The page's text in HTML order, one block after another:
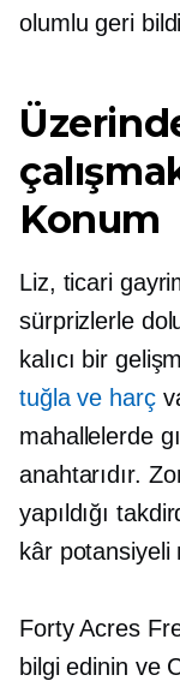
olumlu geri
Konum
Liz, ticari
sürprizlerle
kalıcı bir
tuğla ve harç
mahallelerde
anahtarıdır.
yapıldığı
kâr potansiyeli
Forty Acres
bilgi edinin ve